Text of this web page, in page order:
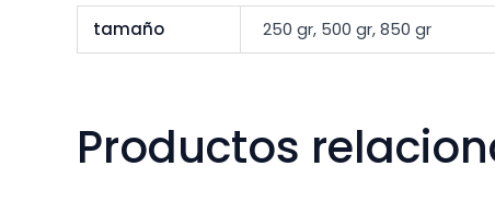
tamaño 250 gr, 500 gr, 850 gr
Productos